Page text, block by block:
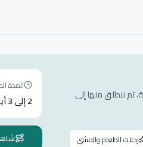
ثم ننطلق منها إلى
رحلات الطعام والمشي
المدة
2 إلى 3 أيام